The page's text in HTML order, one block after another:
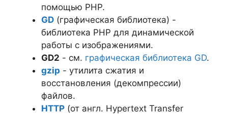
помощью PHP.
GD (графическая библиотека) -
библиотека PHP для динамической
работы с изображениями.
GD2 - см. графическая библиотека GD.
gzip - утилита сжатия и
восстановления (декомпрессии)
файлов.
HTTP (от англ. Hypertext Transfer